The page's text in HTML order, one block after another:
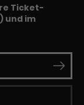
Ticket-
und im